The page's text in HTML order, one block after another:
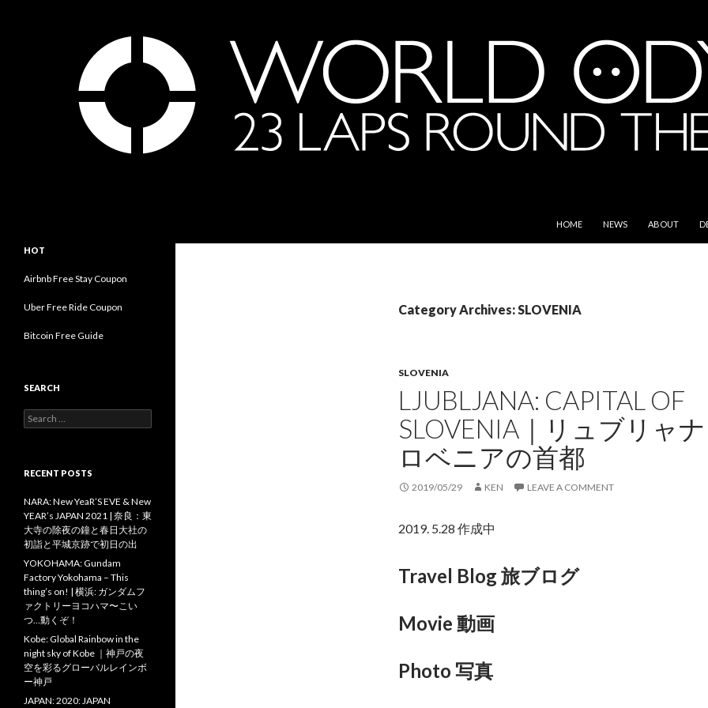
HOME NEWS ABOUT
Category Archives: SLOVENIA
SLOVENIA
LJUBLJANA: CAPITAL OF
SLOVENIA｜リュブリャ
ロベニアの首都
2019/05/29 KEN LEAVE A COMMENT
2019. 5.28 作成中
Travel Blog 旅ブログ
Movie 動画
Photo 写真
永遠の旅人内海賢祐の世界旅行ブロ
World Travel Blog
HOT
Airbnb Free Stay Coupon
Uber Free Ride Coupon
Bitcoin Free Guide
SEARCH
Search
for:
RECENT POSTS
NARA: New YeaR’S EVE & New
YEAR’s JAPAN 2021 | 奈良：東
大寺の除夜の鐘と春日大社の
初詣と平城京跡で初日の出
YOKOHAMA: Gundam
Factory Yokohama – This
thing’s on! | 横浜: ガンダムフ
ァクトリーヨコハマ〜こい
つ…動くぞ！
Kobe: Global Rainbow in the
night sky of Kobe ｜神戸の夜
空を彩るグローバルレインボ
ー神戸
JAPAN: 2020: JAPAN